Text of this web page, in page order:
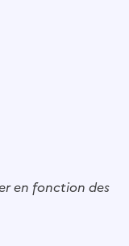
en fonction des